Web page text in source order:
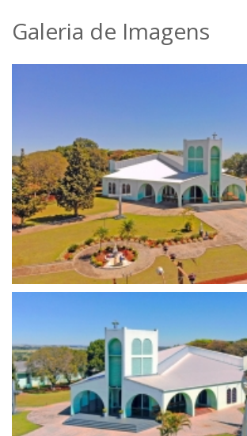
Galeria de Imagens